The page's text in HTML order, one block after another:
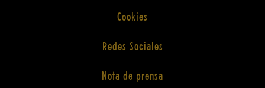
GRUPO CACAOLAT
ES
Cookies
Redes Sociales
Nota de prensa